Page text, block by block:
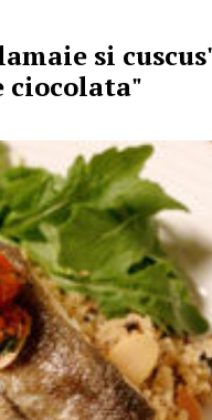
si
ciocolata"